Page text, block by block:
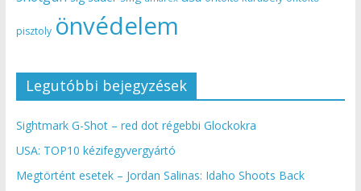
pisztoly önvédelem
Legutóbbi bejegyzések
Sightmark G-Shot – red dot régebbi Glockokra
USA: TOP10 kézifegyvergyártó
Megtörtént esetek – Jordan Salinas: Idaho Shoots Back